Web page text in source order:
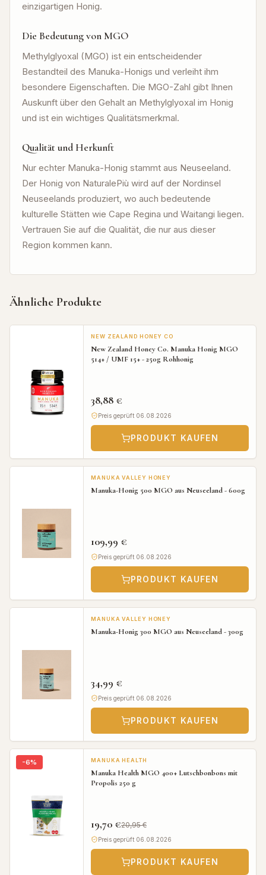
einzigartigen Honig.
Die Bedeutung von MGO
Methylglyoxal (MGO) ist ein entscheidender
Bestandteil des Manuka-Honigs und verleiht ihm
besondere Eigenschaften. Die MGO-Zahl gibt Ihnen
Auskunft über den Gehalt an Methylglyoxal im Honig
und ist ein wichtiges Qualitätsmerkmal.
Qualität und Herkunft
Nur echter Manuka-Honig stammt aus Neuseeland.
Der Honig von NaturalePiù wird auf der Nordinsel
Neuseelands produziert, wo auch bedeutende
kulturelle Stätten wie Cape Regina und Waitangi liegen.
Vertrauen Sie auf die Qualität, die nur aus dieser
Region kommen kann.
Ähnliche Produkte
NEW ZEALAND HONEY CO
New Zealand Honey Co. Manuka Honig MGO
514+ / UMF 15+ - 250g Rohhonig
38,88 €
Preis geprüft 06.08.2026
PRODUKT KAUFEN
MANUKA VALLEY HONEY
Manuka-Honig 500 MGO aus Neuseeland - 600g
109,99 €
Preis geprüft 06.08.2026
PRODUKT KAUFEN
MANUKA VALLEY HONEY
Manuka-Honig 300 MGO aus Neuseeland - 300g
34,99 €
Preis geprüft 06.08.2026
PRODUKT KAUFEN
-6% MANUKA HEALTH
Manuka Health MGO 400+ Lutschbonbons mit
Propolis 250 g
19,70 €20,95 €
Preis geprüft 06.08.2026
PRODUKT KAUFEN